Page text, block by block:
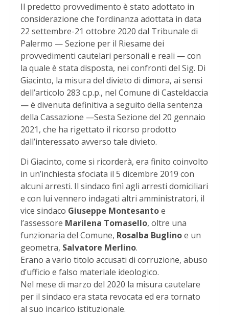
Il predetto provvedimento è stato adottato in
considerazione che l’ordinanza adottata in data
22 settembre-21 ottobre 2020 dal Tribunale di
Palermo — Sezione per il Riesame dei
provvedimenti cautelari personali e reali — con
la quale è stata disposta, nei confronti del Sig. Di
Giacinto, la misura del divieto di dimora, ai sensi
dell’articolo 283 c.p.p., nel Comune di Casteldaccia
— è divenuta definitiva a seguito della sentenza
della Cassazione —Sesta Sezione del 20 gennaio
2021, che ha rigettato il ricorso prodotto
dall’interessato avverso tale divieto.
Di Giacinto, come si ricorderà, era finito coinvolto
in un’inchiesta sfociata il 5 dicembre 2019 con
alcuni arresti. Il sindaco finì agli arresti domiciliari
e con lui vennero indagati altri amministratori, il
vice sindaco Giuseppe Montesantoe
l’assessore Marilena Tomasello, oltre una
funzionaria del Comune, Rosalba Buglinoe un
geometra, Salvatore Merlino.
Erano a vario titolo accusati di corruzione, abuso
d’ufficio e falso materiale ideologico.
Nel mese di marzo del 2020 la misura cautelare
per il sindaco era stata revocata ed era tornato
al suo incarico istituzionale.